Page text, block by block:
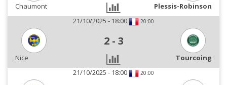
Chaumont
Plessis-Robinson
21/10/2025 - 18:00
20:00
2 - 3
Nice
Tourcoing
21/10/2025 - 18:00
20:00